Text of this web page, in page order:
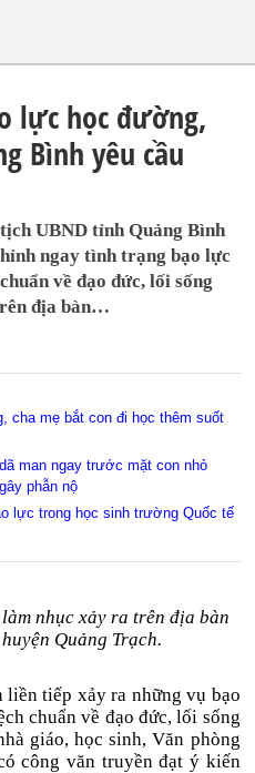
lực học đường,
Bình yêu cầu
UBND tỉnh Quảng Bình
ngay tình trạng bạo lực
về đạo đức, lối sống
địa bàn…
cha mẹ bắt con đi học thêm suốt
man ngay trước mặt con nhỏ
phẫn nộ
lực trong học sinh trường Quốc tế
nhục xảy ra trên địa bàn
Quảng Trạch.
liền tiếp xảy ra những vụ bạo
chuẩn về đạo đức, lối sống
giáo, học sinh, Văn phòng
công văn truyền đạt ý kiến